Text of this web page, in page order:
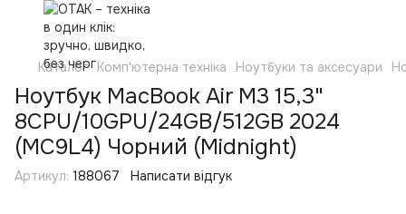
Каталог Комп'ютерна техніка Ноутбуки та аксесуари
Ноутбук MacBook Air M3 15,3"
8CPU/10GPU/24GB/512GB 2024
(MC9L4) Чорний (Midnight)
Артикул: 188067 Написати відгук